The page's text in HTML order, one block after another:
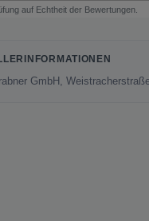
auf Echtheit der Bewertungen.
GmbH,